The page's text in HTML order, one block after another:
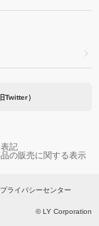
Twitter）
記
品の販売に関する表示
ライバシーセンター
© LY Corporation